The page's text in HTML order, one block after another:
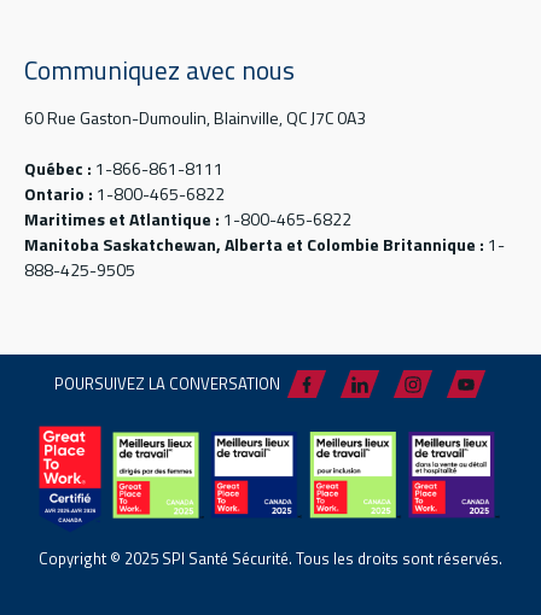
Communiquez avec nous
60 Rue Gaston-Dumoulin, Blainville, QC J7C 0A3
Québec : 1-866-861-8111
Ontario : 1-800-465-6822
Maritimes et Atlantique : 1-800-465-6822
Manitoba Saskatchewan, Alberta et Colombie Britannique : 1-
888-425-9505
POURSUIVEZ LA CONVERSATION
Copyright © 2025 SPI Santé Sécurité. Tous les droits sont réservés.